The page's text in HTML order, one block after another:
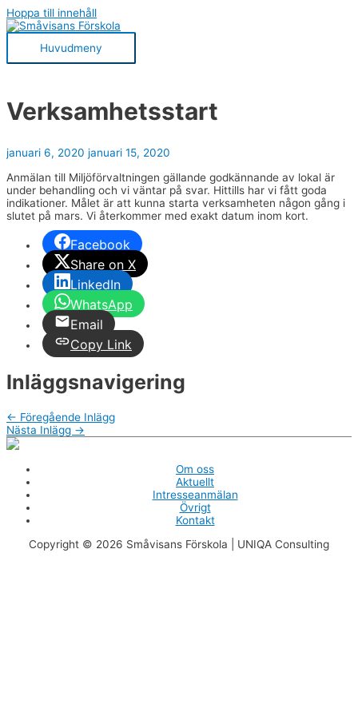
Hoppa till innehåll
Huvudmeny
Verksamhetsstart
januari 6, 2020 januari 15, 2020
Anmälan till Miljöförvaltningen gällande godkännande av lokal är
under behandling och vi väntar på svar. Hittills har vi fått goda
indikationer. Målet är att kunna starta verksamheten någon gång i
slutet på mars. Vi återkommer med exakt datum inom kort.
Facebook
Share on X
LinkedIn
WhatsApp
Email
Copy Link
Inläggsnavigering
← Föregående Inlägg
Nästa Inlägg →
Om oss
Aktuellt
Intresseanmälan
Övrigt
Kontakt
Copyright © 2026 Småvisans Förskola | UNIQA Consulting